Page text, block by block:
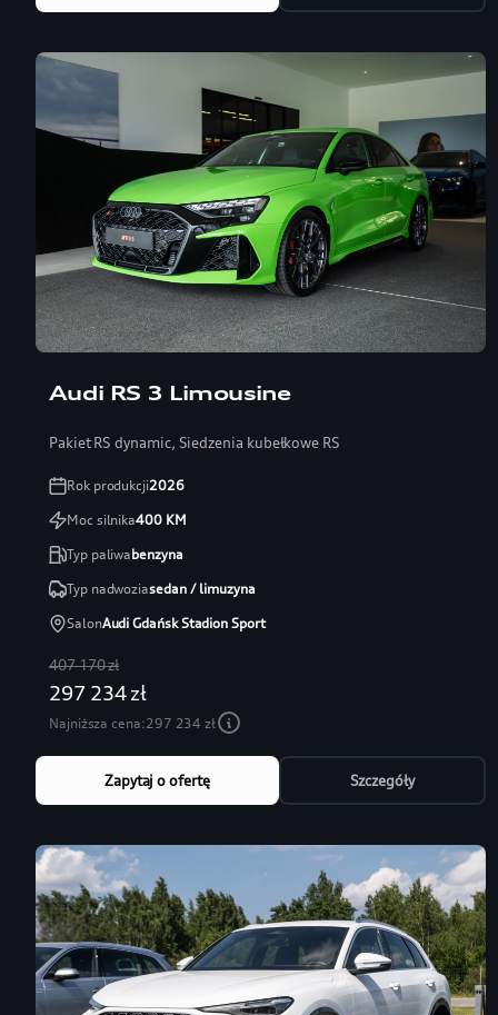
Audi RS 3 Limousine
Pakiet RS dynamic, Siedzenia kubełkowe RS
Rok produkcji2026
Moc silnika400KM
Typ paliwabenzyna
Typ nadwoziasedan / limuzyna
SalonAudi Gdańsk Stadion Sport
407 170 zł
297 234 zł
Najniższa cena:297 234 zł
Zapytaj o ofertę Szczegóły